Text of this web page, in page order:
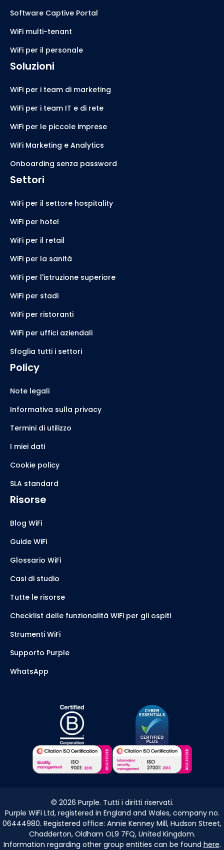
Software Captive Portal
WiFi multi-tenant
WiFi per il personale
Soluzioni
WiFi per i team di marketing
WiFi per i team IT e di rete
WiFi per le piccole imprese
WiFi Marketing e Analytics
Onboarding senza password
Settori
WiFi per il settore hospitality
WiFi per hotel
WiFi per il retail
WiFi per la sanità
WiFi per l'istruzione superiore
WiFi per stadi
WiFi per ristoranti
WiFi per uffici aziendali
Sfoglia tutti i settori
Policy
Note legali
Informativa sulla privacy
Termini di utilizzo
I miei dati
Cookie policy
SLA standard
Risorse
Blog WiFi
Guide WiFi
Glossario WiFi
Casi di studio
Tutte le risorse
Checklist delle funzionalità WiFi per gli ospiti
Strumenti WiFi
Supporto Purple
WhatsApp
© 2026 Purple. Tutti i diritti riservati.
Purple WiFi Ltd, registered in England and Wales, company no.
06444980. Registered office: Annie Kenney Mill, Hudson Street,
Chadderton, Oldham OL9 7FQ, United Kingdom.
Information regarding other group entities can be found here.